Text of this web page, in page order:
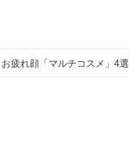
疲れ顔「マルチコスメ」4選